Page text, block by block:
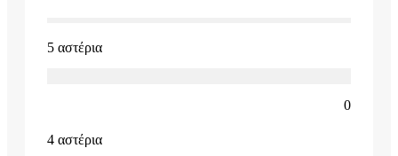
5 αστέρια
0
4 αστέρια